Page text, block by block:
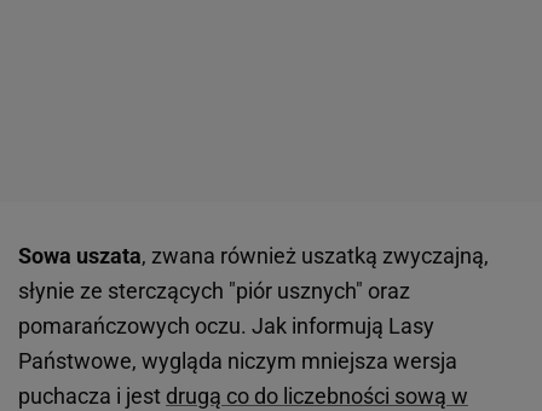
Sowa uszata, zwana również uszatką zwyczajną,
słynie ze sterczących "piór usznych" oraz
pomarańczowych oczu. Jak informują Lasy
Państwowe, wygląda niczym mniejsza wersja
puchacza i jest drugą co do liczebności sową w